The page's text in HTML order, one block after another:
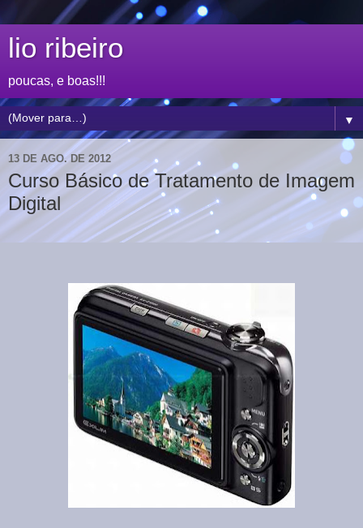
lio ribeiro
poucas, e boas!!!
▼
13 DE AGO. DE 2012
Curso Básico de Tratamento de Imagem
Digital